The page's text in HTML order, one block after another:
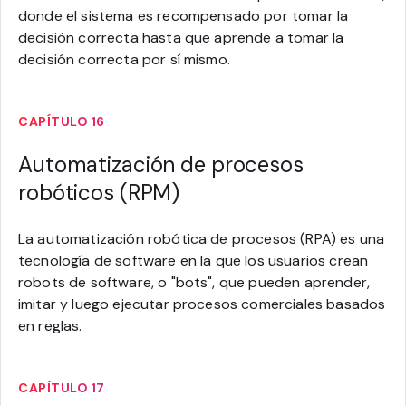
donde el sistema es recompensado por tomar la
decisión correcta hasta que aprende a tomar la
decisión correcta por sí mismo.
CAPÍTULO 16
Automatización de procesos
robóticos (RPM)
La automatización robótica de procesos (RPA) es una
tecnología de software en la que los usuarios crean
robots de software, o "bots", que pueden aprender,
imitar y luego ejecutar procesos comerciales basados
en reglas.
CAPÍTULO 17